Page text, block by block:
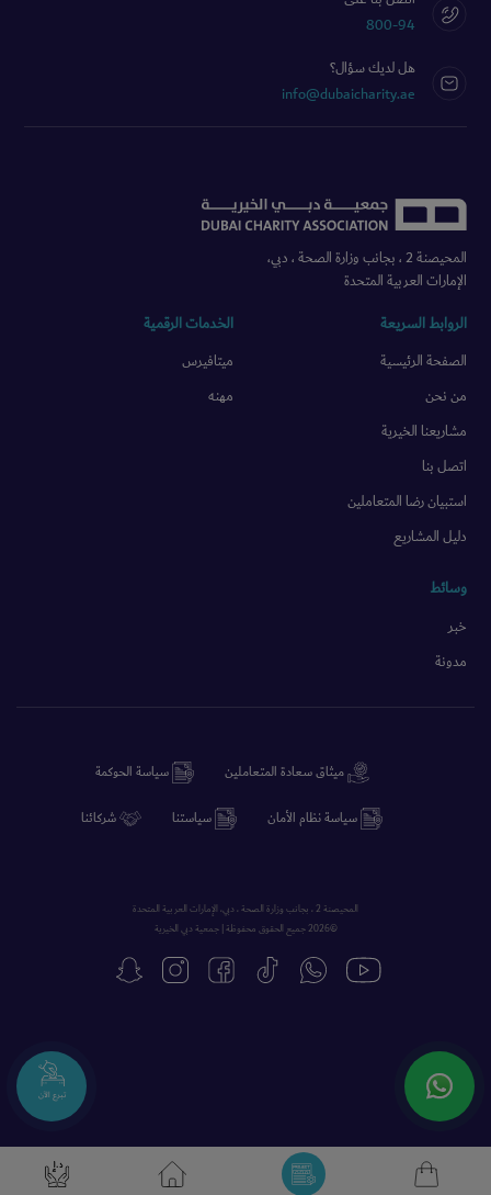
تبرع الآن
800-94
هل لديك سؤال؟
info@dubaicharity.ae
المحيصنة 2 ، بجانب وزارة الصحة ، دبي،
الإمارات العربية المتحدة
الروابط السريعة
الصفحة الرئيسية
من نحن
مشاريعنا الخيرية
اتصل بنا
استبيان رضا المتعاملين
دليل المشاريع
الخدمات الرقمية
ميتافيرس
مهنه
وسائط
خبر
مدونة
ميثاق سعادة المتعاملين سياسة الحوكمة
سياسة نظام الأمان سياستنا شركائنا
المحيصنة 2 ، بجانب وزارة الصحة ، دبي، الإمارات العربية المتحدة
©2026 جميع الحقوق محفوظة | جمعية دبي الخيرية